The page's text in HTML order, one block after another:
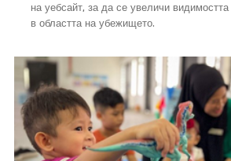
на уебсайт, за да се увеличи
в областта на убежището.